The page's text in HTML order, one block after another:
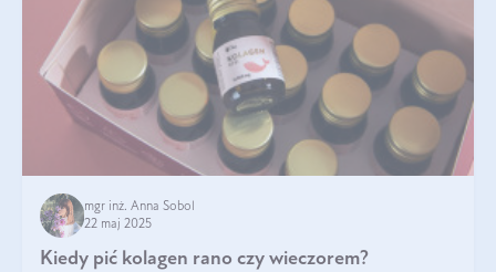
mgr inż. Anna Sobol
22 maj 2025
Kiedy pić kolagen rano czy wieczorem?